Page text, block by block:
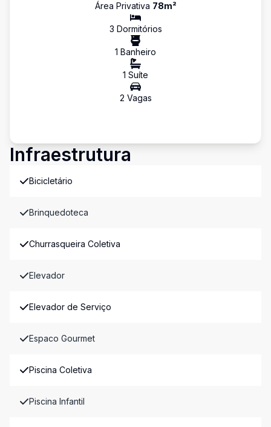
Área Privativa 78m²
3 Dormitórios
1 Banheiro
1 Suíte
2 Vagas
Infraestrutura
Bicicletário
Brinquedoteca
Churrasqueira Coletiva
Elevador
Elevador de Serviço
Espaco Gourmet
Piscina Coletiva
Piscina Infantil